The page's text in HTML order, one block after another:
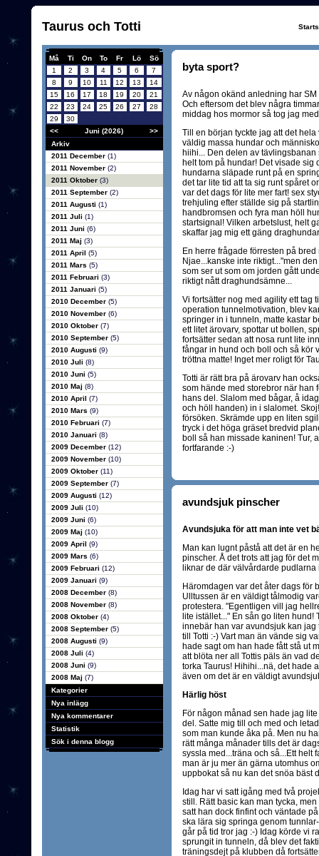
Taurus och Totti
Må Ti On To Fr Lö
Sö
1
2 3 4 5 6
7
8
9 10 11 12 13
14
15
16 17 18 19 20
21
22
23 24 25 26 27
28
29
30
<<
Juni (2026)
>>
Arkiv
2011 December (1)
2011 November (2)
2011 Oktober (3)
2011 September (2)
2011 Augusti (1)
2011 Juli (1)
2011 Juni (6)
2011 Maj (3)
2011 April (5)
2011 Mars (5)
2011 Februari (3)
2011 Januari (5)
2010 December (5)
2010 November (6)
2010 Oktober (7)
2010 September (5)
2010 Augusti (9)
2010 Juli (8)
2010 Juni (5)
2010 Maj (8)
2010 April (7)
2010 Mars (9)
2010 Februari (7)
2010 Januari (8)
2009 December (12)
2009 November (10)
2009 Oktober (11)
2009 September (7)
2009 Augusti (12)
2009 Juli (10)
2009 Juni (6)
2009 Maj (10)
2009 April (9)
2009 Mars (6)
2009 Februari (12)
2009 Januari (9)
2008 December (8)
2008 November (8)
2008 Oktober (4)
2008 September (5)
2008 Augusti (9)
2008 Juli (4)
2008 Juni (9)
2008 Maj (7)
Kategorier
Nya inlägg
Nya kommentarer
Statistik
Sök i denna blogg
byta sport?
Av någon okänd anledning har
Och eftersom det blev några
middag hos mormor så tog jag
Till en början tyckte jag att det
väldig massa hundar och
hiihi... Den delen av
helt tom på hundar! Det visade sig
hundarna släpade runt på en
det tar lite tid att ta sig runt spåret
var det dags för lite mer fart! sex
trehjuling efter ställde sig på
handbromsen och fyra man höll
startsignal! Vilken arbetslust, helt
skaffar jag mig ett gäng
En herre frågade förresten på
Njae...kanske inte riktigt..."men
som ser ut som om jorden gått
riktigt nått draghundsämne...
Vi fortsätter nog med agility ett tag
operation tunnelmotivation, blev
springer in i tunneln, matte kastar
ett litet ärovarv, spottar ut bollen,
fortsätter sedan att nosa runt lite
fångar in hund och boll och så kör
tröttna matte! Inget mer roligt för
Totti är rätt bra på ärovarv han
som hände med storebror när han
hans del. Slalom med bågar, å
och höll handen) in i slalomet.
försöken. Skrämde upp en liten
tryck i det höga gräset bredvid
boll så han missade kaninen! Tur,
fortfarande :-)
avundsjuk pinscher
Avundsjuka för att man inte vet
Man kan lugnt påstå att det är en
pinscher. Å det trots att jag för det
liknar de där välvårdarde
Häromdagen var det åter dags för
Ulltussen är en väldigt tålmodig
protestera. "Egentligen vill jag
lite istället..." En sån go liten
innebär han var avundsjuk kan
till Totti :-) Vart man än vände sig
hade sagt om han hade fått stå ut
att blöta ner all Tottis päls än vad
torka Taurus! Hihihi...nä, det hade
även om det är en väldigt
Härlig höst
För någon månad sen hade jag
del. Satte mig till och med och
som man kunde åka på. Men nu
rätt många månader tills det är
syssla med...träna och så...Ett helt
man är ju mer än gärna utomhus
uppbokat så nu kan det snöa bäst
Idag har vi satt igång med två
still. Rätt basic kan man tycka,
satt han dock finfint och väntade
ska lära sig springa genom
går på tid tror jag :-) Idag körde vi
sprungit in tunneln, då blev det
träningsdejt på klubben då